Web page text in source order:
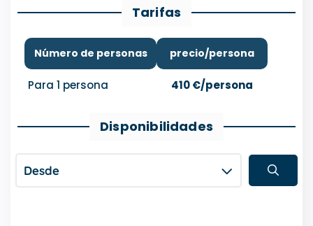
Tarifas
Número de personas precio/persona
Para 1 persona 410 €/persona
Disponibilidades
Desde